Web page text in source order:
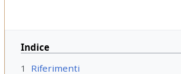
Indice
1
Riferimenti